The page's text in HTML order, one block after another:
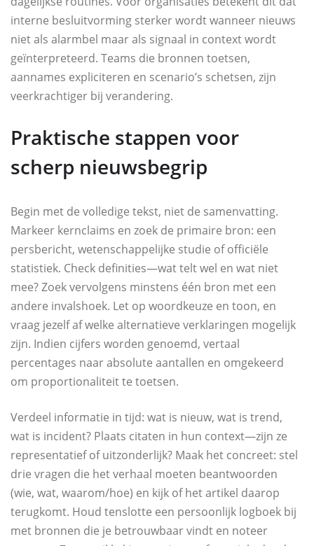
interne besluitvorming sterker wordt wanneer nieuws
niet als alarmbel maar als signaal in context wordt
geïnterpreteerd. Teams die bronnen toetsen,
aannames expliciteren en scenario’s schetsen, zijn
veerkrachtiger bij verandering.
Praktische stappen voor
scherp nieuwsbegrip
Begin met de volledige tekst, niet de samenvatting.
Markeer kernclaims en zoek de primaire bron: een
persbericht, wetenschappelijke studie of officiële
statistiek. Check definities—wat telt wel en wat niet
mee? Zoek vervolgens minstens één bron met een
andere invalshoek. Let op woordkeuze en toon, en
vraag jezelf af welke alternatieve verklaringen mogelijk
zijn. Indien cijfers worden genoemd, vertaal
percentages naar absolute aantallen en omgekeerd
om proportionaliteit te toetsen.
Verdeel informatie in tijd: wat is nieuw, wat is trend,
wat is incident? Plaats citaten in hun context—zijn ze
representatief of uitzonderlijk? Maak het concreet: stel
drie vragen die het verhaal moeten beantwoorden
(wie, wat, waarom/hoe) en kijk of het artikel daarop
terugkomt. Houd tenslotte een persoonlijk logboek bij
met bronnen die je betrouwbaar vindt en noteer